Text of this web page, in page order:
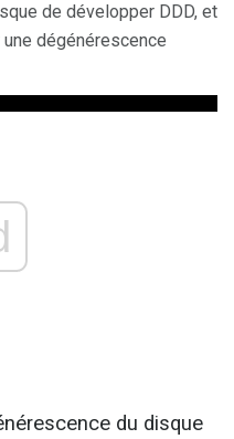
de développer DDD, et
dégénérescence
du disque